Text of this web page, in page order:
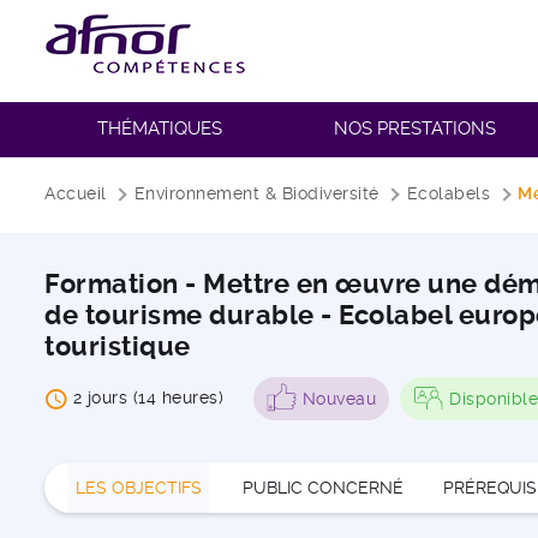
THÉMATIQUES NOS PRESTATIONS
Fil d'Ariane
Accueil Environnement & Biodiversité Ecolabels
Formation - Mettre en œuvre une
de tourisme durable - Ecolabel
touristique
2 jours (14 heures) Nouveau
LES OBJECTIFS PUBLIC CONCERNÉ PRÉREQUIS